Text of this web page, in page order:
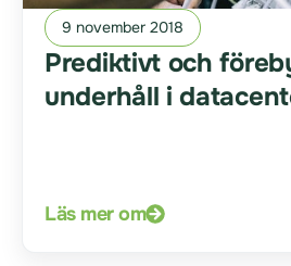
9 november 2018
Prediktivt och
underhåll i
Läs mer om